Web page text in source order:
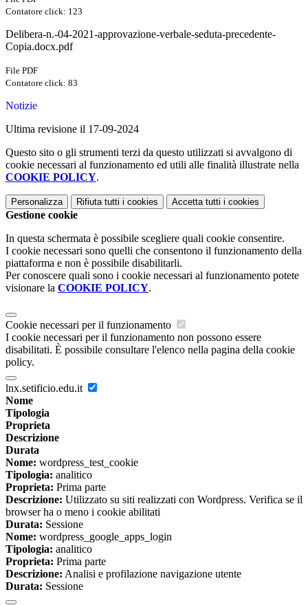
Contatore click: 123
Delibera-n.-04-2021-approvazione-verbale-seduta-precedente-
Copia.docx.pdf
File PDF
Contatore click: 83
Notizie
Ultima revisione il 17-09-2024
Questo sito o gli strumenti terzi da questo utilizzati si avvalgono di
cookie necessari al funzionamento ed utili alle finalità illustrate nella
COOKIE POLICY.
Personalizza Rifiuta tutti i cookies Accetta tutti i cookies
Gestione cookie
In questa schermata è possibile scegliere quali cookie consentire.
I cookie necessari sono quelli che consentono il funzionamento della
piattaforma e non è possibile disabilitarli.
Per conoscere quali sono i cookie necessari al funzionamento potete
visionare la COOKIE POLICY.
Cookie necessari per il funzionamento
I cookie necessari per il funzionamento non possono essere
disabilitati. È possibile consultare l'elenco nella pagina della cookie
policy.
lnx.setificio.edu.it
Nome
Tipologia
Proprieta
Descrizione
Durata
Nome: wordpress_test_cookie
Tipologia: analitico
Proprieta: Prima parte
Descrizione: Utilizzato su siti realizzati con Wordpress. Verifica se il
browser ha o meno i cookie abilitati
Durata: Sessione
Nome: wordpress_google_apps_login
Tipologia: analitico
Proprieta: Prima parte
Descrizione: Analisi e profilazione navigazione utente
Durata: Sessione